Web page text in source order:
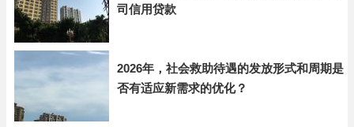
司信用贷款
2026年，社会救助待遇的发放形式和周期是
否有适应新需求的优化？